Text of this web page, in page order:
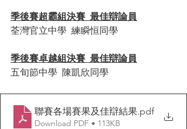
季後賽超霸組決賽  最佳辯論員
荃灣官立中學  練瞬恒同學
季後賽卓越組決賽  最佳辯論員
五旬節中學  陳凱欣同學
聯賽各場賽果及佳辯結果.pdf
Download PDF • 113KB